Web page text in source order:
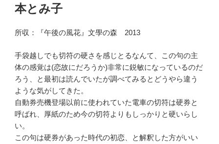
本とみ子
所収：『午後の風花』文學の森 2013
手袋越しでも切符の硬さを感じとるなんて、この句の主
体の感覚は(恋故にだろうか)非常に鋭敏になっているのだ
ろう、と最初は読んでいたが調べてみるとどうやら違う
ような気がしてきた。
自動券売機登場以前に使われていた電車の切符は硬券と
呼ばれ、厚紙のため今の切符よりもしっかりと硬いらし
い。
この句は硬券があった時代の初恋、と解釈した方がいい